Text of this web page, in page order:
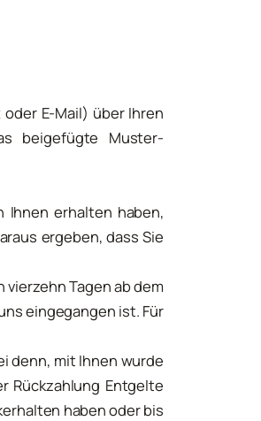
E-Mail) über Ihren
beigefügte Muster-
Ihnen erhalten haben,
ergeben, dass Sie
Tagen ab dem
eingegangen ist. Für
denn, mit Ihnen wurde
Rückzahlung Entgelte
haben oder bis